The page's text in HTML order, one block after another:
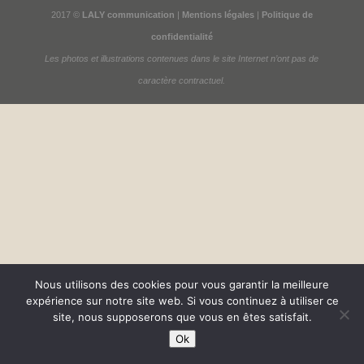
2017 © LALY communication | Mentions légales | Politique de
confidentialité
Les photos et illustrations contenues dans le site Internet n’ont pas de
caractère contractuel.
Nous utilisons des cookies pour vous garantir la meilleure
expérience sur notre site web. Si vous continuez à utiliser ce
site, nous supposerons que vous en êtes satisfait.
Ok